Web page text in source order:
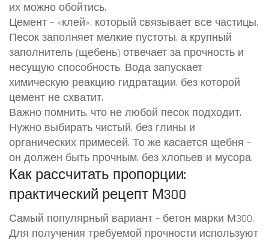
их можно обойтись.
Цемент – «клей», который связывает все частицы.
Песок заполняет мелкие пустоты, а крупный
заполнитель (щебень) отвечает за прочность и
несущую способность. Вода запускает
химическую реакцию гидратации, без которой
цемент не схватит.
Важно помнить, что не любой песок подходит.
Нужно выбирать чистый, без глины и
органических примесей. То же касается щебня –
он должен быть прочным, без хлопьев и мусора.
Как рассчитать пропорции:
практический рецепт М300
Самый популярный вариант – бетон марки М300.
Для получения требуемой прочности используют